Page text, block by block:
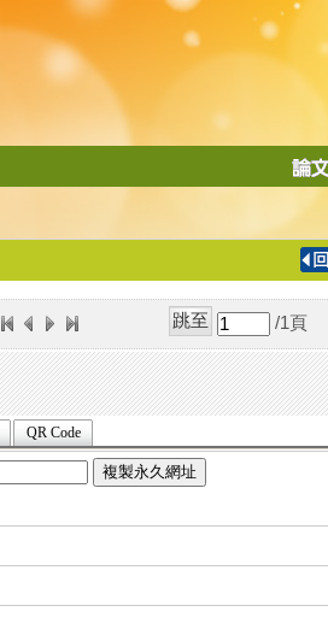
導
/1 頁
QR Code
複製永久網址